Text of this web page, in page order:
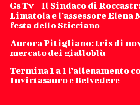
Gs Tv – Il Sindaco di
Limatola e l’assessore
festa dello Sticciano
Aurora Pitigliano: tris di
mercato dei gialloblù
Termina 1 a 1 l’allenamento
Invictasauro e Belvedere